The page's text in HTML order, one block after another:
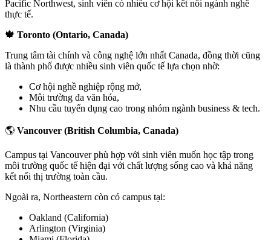
Pacific Northwest, sinh viên có nhiều cơ hội kết nối ngành nghề
thực tế.
🍁 Toronto (Ontario, Canada)
Trung tâm tài chính và công nghệ lớn nhất Canada, đồng thời cũng
là thành phố được nhiều sinh viên quốc tế lựa chọn nhờ:
Cơ hội nghề nghiệp rộng mở,
Môi trường đa văn hóa,
Nhu cầu tuyển dụng cao trong nhóm ngành business & tech.
🌎 Vancouver (British Columbia, Canada)
Campus tại Vancouver phù hợp với sinh viên muốn học tập trong
môi trường quốc tế hiện đại với chất lượng sống cao và khả năng
kết nối thị trường toàn cầu.
Ngoài ra, Northeastern còn có campus tại:
Oakland (California)
Arlington (Virginia)